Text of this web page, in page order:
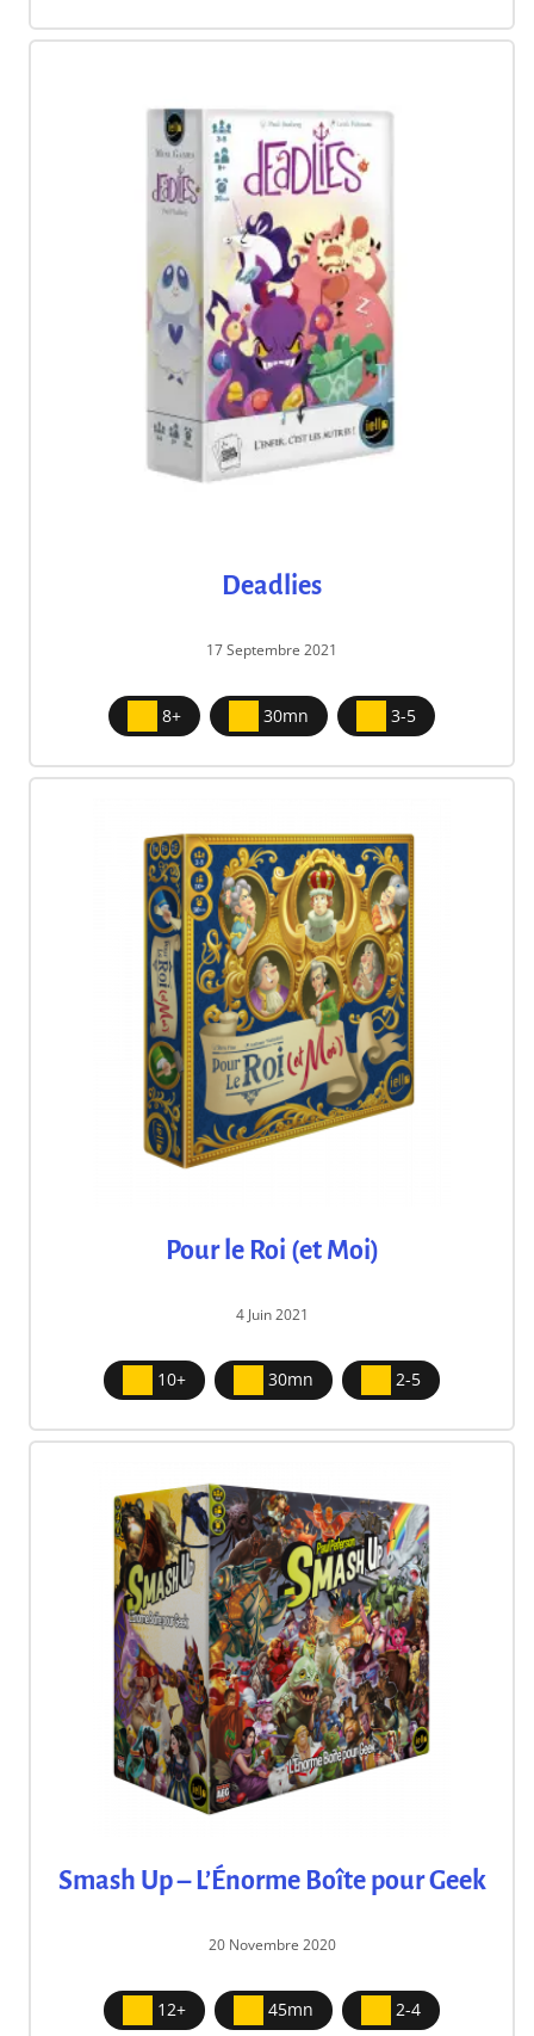
Deadlies
17 Septembre 2021
8+ 30mn 3-5
Pour le Roi (et Moi)
4 Juin 2021
10+ 30mn 2-5
Smash Up – L’Énorme Boîte pour Geek
20 Novembre 2020
12+ 45mn 2-4